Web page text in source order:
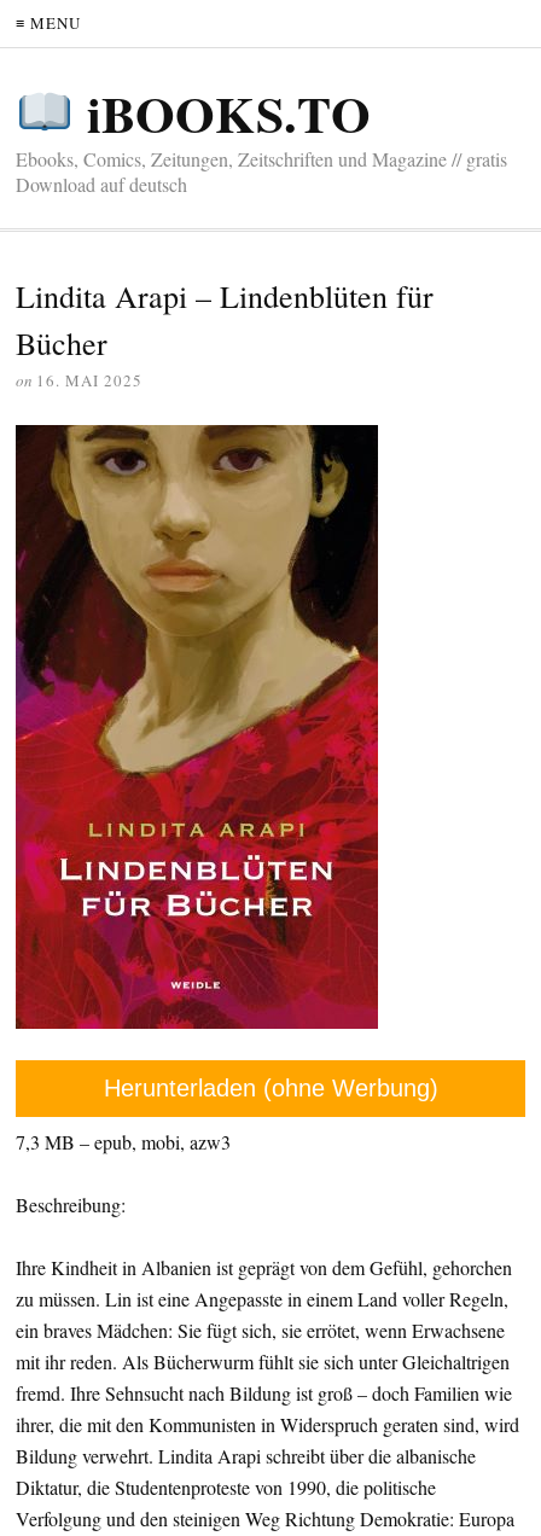
≡ MENU
iBOOKS.TO
Ebooks, Comics, Zeitungen, Zeitschriften und Magazine // gratis
Download auf deutsch
Lindita Arapi – Lindenblüten für
Bücher
on 16. MAI 2025
Herunterladen (ohne Werbung)
7,3 MB – epub, mobi, azw3
Beschreibung:
Ihre Kindheit in Albanien ist geprägt von dem Gefühl, gehorchen
zu müssen. Lin ist eine Angepasste in einem Land voller Regeln,
ein braves Mädchen: Sie fügt sich, sie errötet, wenn Erwachsene
mit ihr reden. Als Bücherwurm fühlt sie sich unter Gleichaltrigen
fremd. Ihre Sehnsucht nach Bildung ist groß – doch Familien wie
ihrer, die mit den Kommunisten in Widerspruch geraten sind, wird
Bildung verwehrt. Lindita Arapi schreibt über die albanische
Diktatur, die Studentenproteste von 1990, die politische
Verfolgung und den steinigen Weg Richtung Demokratie: Europa